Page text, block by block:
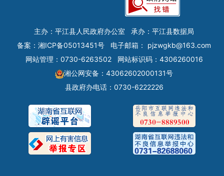
主办：平江县人民政府办公室
承办：平江县数据局
备案： 湘ICP备05013451号 电子邮箱： pjzwgkb@163.com
网站管理：0730-6263502
网站标识码：4306260016
湘公网安备：43062602000131号
县政府办电话：0730-6222226